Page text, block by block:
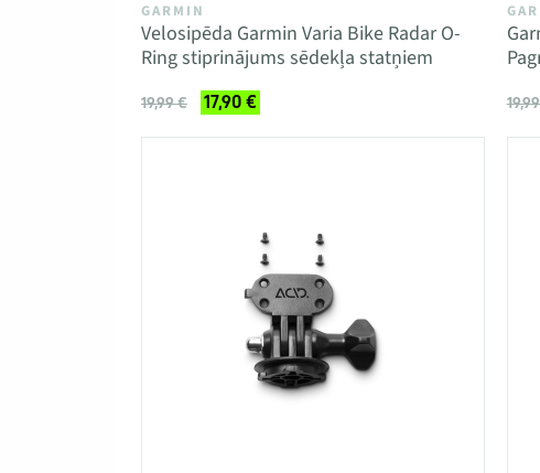
GARMIN
Velosipēda Garmin Varia Bike Radar O-
Ring stiprinājums sēdekļa statņiem
19,99 € 17,90 €